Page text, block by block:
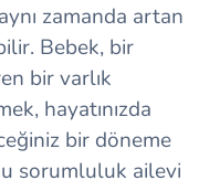
zamanda artan
Bebek, bir
bir varlık
hayatınızda
bir döneme
sorumluluk ailevi